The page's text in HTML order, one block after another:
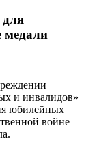
медали
и инвалидов»
юбилейных
войне